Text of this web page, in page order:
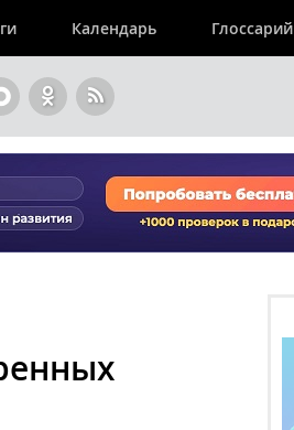
Календарь Глоссарий